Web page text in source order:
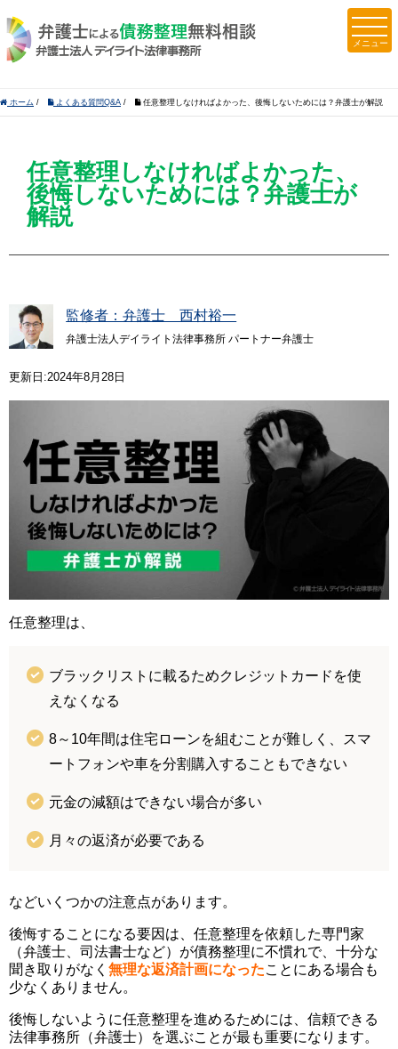
ホーム / よくある質問Q&A / 任意整理しなければよかった、後悔しないためには？弁護士が解説
任意整理しなければよかった、
後悔しないためには？弁護士が
解説
監修者：弁護士 西村裕一
弁護士法人デイライト法律事務所 パートナー弁護士
更新日:2024年8月28日
任意整理は、
ブラックリストに載るためクレジットカードを使
えなくなる
8～10年間は住宅ローンを組むことが難しく、スマ
ートフォンや車を分割購入することもできない
元金の減額はできない場合が多い
月々の返済が必要である
などいくつかの注意点があります。
後悔することになる要因は、任意整理を依頼した専門家
（弁護士、司法書士など）が債務整理に不慣れで、十分な
聞き取りがなく 無理な返済計画になったことにある場合も
少なくありません。
後悔しないように任意整理を進めるためには、信頼できる
法律事務所（弁護士）を選ぶことが最も重要になります。